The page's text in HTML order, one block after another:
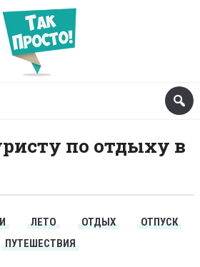
по отдыху в
ЛЕТО ОТДЫХ
ОТПУСК
ПУТЕШЕСТВИЯ